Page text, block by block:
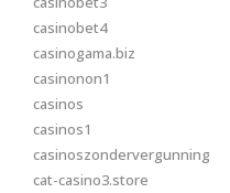
casinobet4
casinogama.biz
casinonon1
casinos
casinos1
casinoszondervergunning
cat-casino3.store